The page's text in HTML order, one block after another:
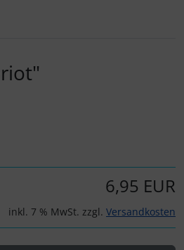
6,95 EUR
inkl. 7 % MwSt. zzgl. Versandkosten